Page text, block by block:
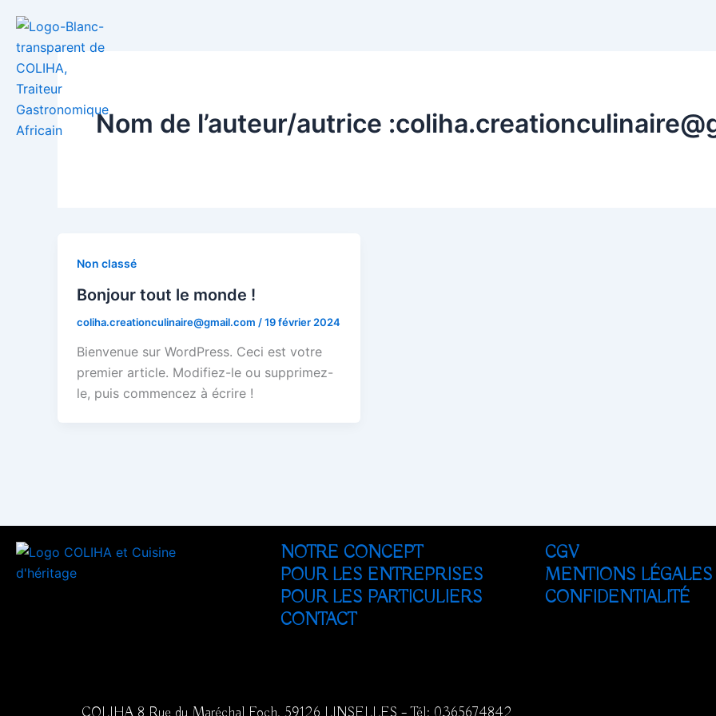
contenu
Nom de l’auteur/autrice
Non classé
Bonjour tout le monde !
coliha.creationculinaire@gmail.com /19 février 2024
Bienvenue sur WordPress. Ceci est votre
premier article. Modifiez-le ou supprimez-
le, puis commencez à écrire !
NOTRE CONCEPT
POUR LES ENTREPRISES
POUR LES PARTICULIERS
CONTACT
CGV
MENTIONS LÉGALES
CONFIDENTIALITÉ